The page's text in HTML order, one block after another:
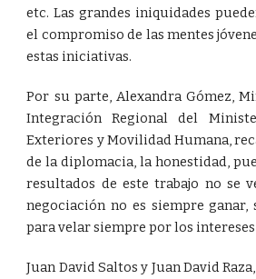
etc. Las grandes iniquidades
el compromiso de las mentes
estas iniciativas.
Por su parte, Alexandra Gómez,
Integración Regional del
Exteriores y Movilidad Humana,
de la diplomacia, la honestidad,
resultados de este trabajo no se
negociación no es siempre ganar,
para velar siempre por los intereses
Juan David Saltos y Juan David